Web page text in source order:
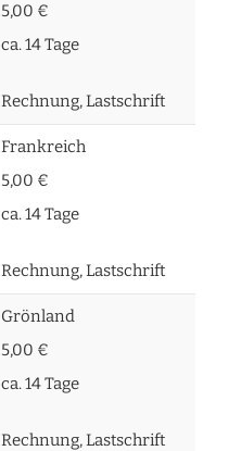
5,00 €
ca. 14 Tage
Rechnung, Lastschrift
Frankreich
5,00 €
ca. 14 Tage
Rechnung, Lastschrift
Grönland
5,00 €
ca. 14 Tage
Rechnung, Lastschrift